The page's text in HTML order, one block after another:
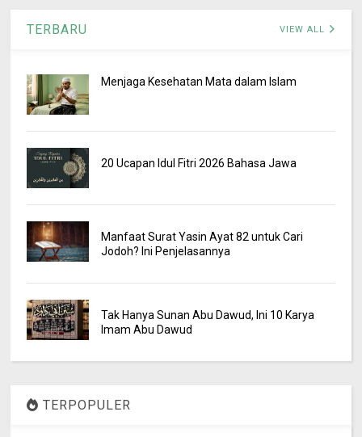
TERBARU VIEW ALL
Menjaga Kesehatan Mata dalam Islam
20 Ucapan Idul Fitri 2026 Bahasa Jawa
Manfaat Surat Yasin Ayat 82 untuk Cari
Jodoh? Ini Penjelasannya
Tak Hanya Sunan Abu Dawud, Ini 10 Karya
Imam Abu Dawud
TERPOPULER